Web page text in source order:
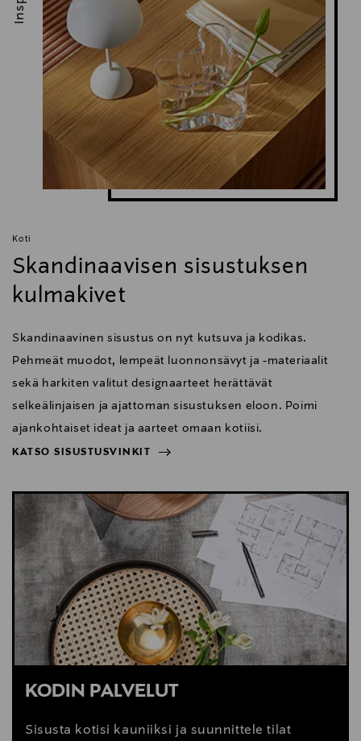
Koti
Skandinaavisen sisustuksen
kulmakivet
Skandinaavinen sisustus on nyt kutsuva ja kodikas.
Pehmeät muodot, lempeät luonnonsävyt ja -materiaalit
sekä harkiten valitut designaarteet herättävät
selkeälinjaisen ja ajattoman sisustuksen eloon. Poimi
ajankohtaiset ideat ja aarteet omaan kotiisi.
KATSO SISUSTUSVINKIT
KATSO SISUSTUSVINKIT
KODIN PALVELUT
Sisusta kotisi kauniiksi ja suunnittele tilat